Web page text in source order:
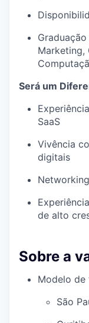
Marketing,
Será um
SaaS
Vivência
digitais
de alto
Sobre a
Modelo de
São